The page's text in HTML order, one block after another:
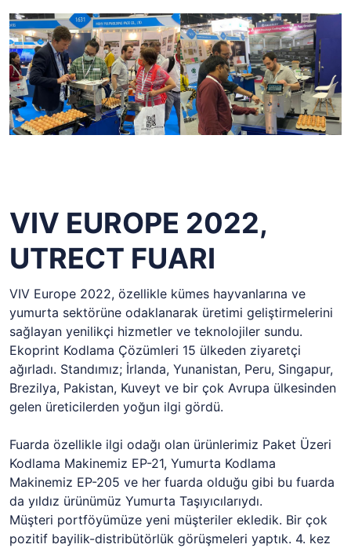
VIV EUROPE 2022,
UTRECT FUARI
VIV Europe 2022, özellikle kümes hayvanlarına ve
yumurta sektörüne odaklanarak üretimi geliştirmelerini
sağlayan yenilikçi hizmetler ve teknolojiler sundu.
Ekoprint Kodlama Çözümleri 15 ülkeden ziyaretçi
ağırladı. Standımız; İrlanda, Yunanistan, Peru, Singapur,
Brezilya, Pakistan, Kuveyt ve bir çok Avrupa ülkesinden
gelen üreticilerden yoğun ilgi gördü.
Fuarda özellikle ilgi odağı olan ürünlerimiz Paket Üzeri
Kodlama Makinemiz EP-21, Yumurta Kodlama
Makinemiz EP-205 ve her fuarda olduğu gibi bu fuarda
da yıldız ürünümüz Yumurta Taşıyıcılarıydı.
Müşteri portföyümüze yeni müşteriler ekledik. Bir çok
pozitif bayilik-distribütörlük görüşmeleri yaptık. 4. kez